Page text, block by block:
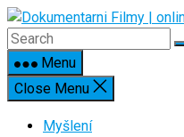
Skip
to
contentMenu
Close Menu
Myšlení